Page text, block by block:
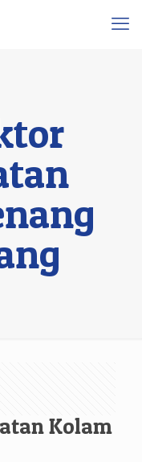
Kolam